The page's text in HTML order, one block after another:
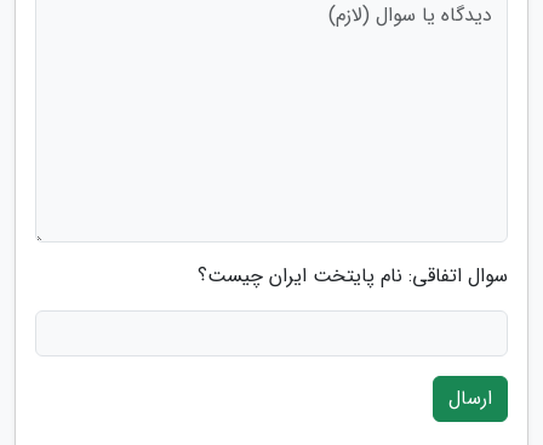
سوال اتفاقی: نام پایتخت ایران چیست؟
ارسال